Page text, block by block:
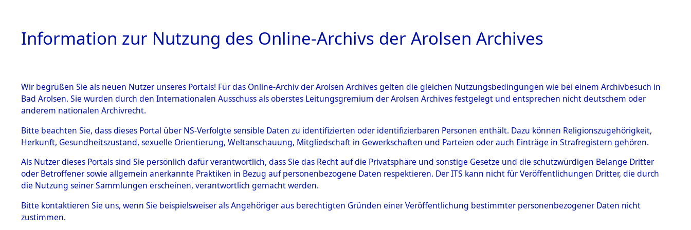
HOME BESTANDSBESCHREIBUNG ARCHIVALE ÜBERSICHT BILD
BESTÄNDE
Inhaftierungsdoku
mente
5. Verschiedenes
Todesmärsche
5.3.1 Alliierte
Ermittlungen zu den Orten Unterampfrach - Wehrden→0001
(84601855)→0004 (84601860)
0004 (84601860)
Information zur Nutzung des Online-Archivs der Arolsen Archives
Wir begrüßen Sie als neuen Nutzer unseres Portals! Für das Online-Archiv der Arolsen Archives gelten die gleichen Nutzungsbedingungen wie bei einem Archivbesuch in
Bad Arolsen. Sie wurden durch den Internationalen Ausschuss als oberstes Leitungsgremium der Arolsen Archives festgelegt und entsprechen nicht deutschem oder
anderem nationalen Archivrecht.
Bitte beachten Sie, dass dieses Portal über NS-Verfolgte sensible Daten zu identifizierten oder identifizierbaren Personen enthält. Dazu können Religionszugehörigkeit,
Herkunft, Gesundheitszustand, sexuelle Orientierung, Weltanschauung, Mitgliedschaft in Gewerkschaften und Parteien oder auch Einträge in Strafregistern gehören.
Als Nutzer dieses Portals sind Sie persönlich dafür verantwortlich, dass Sie das Recht auf die Privatsphäre und sonstige Gesetze und die schutzwürdigen Belange Dritter
oder Betroffener sowie allgemein anerkannte Praktiken in Bezug auf personenbezogene Daten respektieren. Der ITS kann nicht für Veröffentlichungen Dritter, die durch
die Nutzung seiner Sammlungen erscheinen, verantwortlich gemacht werden.
Bitte kontaktieren Sie uns, wenn Sie beispielsweiser als Angehöriger aus berechtigten Gründen einer Veröffentlichung bestimmter personenbezogener Daten nicht
zustimmen.